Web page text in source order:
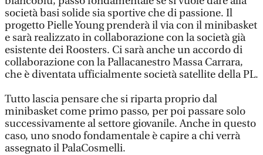
società basi solide sia sportive che di passione. Il
progetto Pielle Young prenderà il via con il minibasket
e sarà realizzato in collaborazione con la società già
esistente dei Roosters. Ci sarà anche un accordo di
collaborazione con la Pallacanestro Massa Carrara,
che è diventata ufficialmente società satellite della PL.
Tutto lascia pensare che si riparta proprio dal
minibasket come primo passo, per poi passare solo
successivamente al settore giovanile. Anche in questo
caso, uno snodo fondamentale è capire a chi verrà
assegnato il PalaCosmelli.